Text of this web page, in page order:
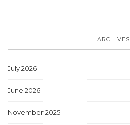
ARCHIVES
July 2026
June 2026
November 2025